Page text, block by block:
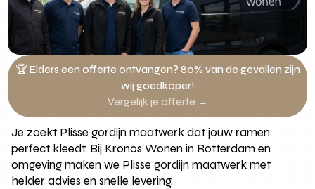
🏆 Elders een offerte ontvangen? 80% van de gevallen zijn
wij goedkoper!
Vergelijk je offerte →
Je zoekt Plisse gordijn maatwerk dat jouw ramen
perfect kleedt. Bij Kronos Wonen in Rotterdam en
omgeving maken we Plisse gordijn maatwerk met
helder advies en snelle levering.